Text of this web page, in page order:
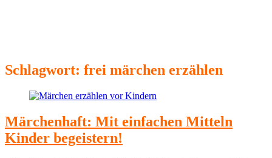
Schlagwort: frei märchen erzählen
Märchenhaft: Mit einfachen Mitteln
Kinder begeistern!